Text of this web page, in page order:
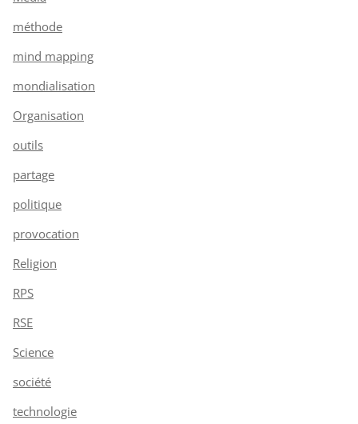
méthode
mind mapping
mondialisation
Organisation
outils
partage
politique
provocation
Religion
RPS
RSE
Science
société
technologie